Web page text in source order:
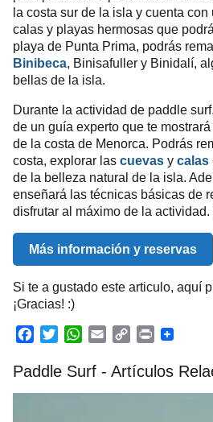
la costa sur de la isla y cuenta
calas y playas hermosas que
playa de Punta Prima, podrás
Binibeca, Binisafuller y Binidalí,
bellas de la isla.
Durante la actividad de paddle
de un guía experto que te
de la costa de Menorca. Podrás
costa, explorar las cuevas y calas
de la belleza natural de la isla.
enseñará las técnicas básicas de
disfrutar al máximo de la actividad.
Más información y reservas
Si te a gustado este articulo, aquí
¡Gracias! :)
c
i
W
a
a
C
p
P
i
Paddle Surf - Artículos